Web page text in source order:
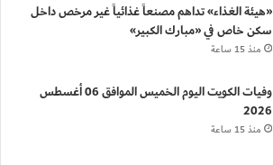
«هيئة الغذاء» تداهم مصنعاً غذائياً غير مرخص داخل
سكن خاص في «مبارك الكبير»
منذ 15 ساعة
وفيات الكويت اليوم الخميس الموافق 06 أغسطس
2026
منذ 15 ساعة